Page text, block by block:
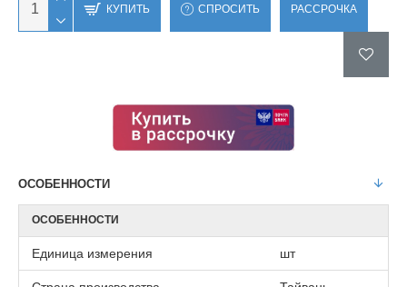
КУПИТЬ СПРОСИТЬ РАССРОЧКА
ОСОБЕННОСТИ
ОСОБЕННОСТИ
Единица измерения шт